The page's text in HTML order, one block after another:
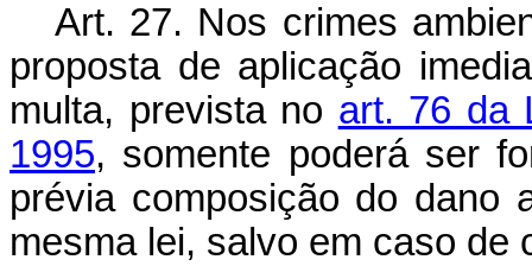
Art. 27. Nos crimes
proposta de aplicação
multa, prevista no art. 76 da
1995, somente poderá ser
prévia composição do dano
mesma lei, salvo em caso de